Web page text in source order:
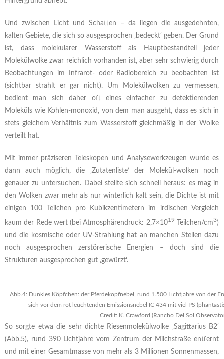
Und zwischen Licht und Schatten – da liegen die ausgedehnten,
kalten Gebiete, die sich so ausgesprochen ‚bedeckt‘ geben. Der Grund
ist, dass molekularer Wasserstoff als Hauptbestandteil jeder
Molekülwolke zwar reichlich vorhanden ist, aber sehr schwierig durch
Beobachtungen im Infrarot- oder Radiobereich zu beobachten ist
(sichtbar strahlt er gar nicht). Um Molekülwolken zu vermessen,
bedient man sich daher oft eines einfacher zu detektierenden
Moleküls wie Kohlen-monoxid, von dem man ausgeht, dass es sich in
stets gleichem Verhältnis zum Wasserstoff gleichmäßig in der Wolke
verteilt hat.
Mit immer präziseren Teleskopen und Analysewerkzeugen wurde es
dann auch möglich, die ‚Zutatenliste‘ der Molekül-wolken noch
genauer zu untersuchen. Dabei stellte sich schnell heraus: es mag in
den Wolken zwar mehr als nur winterlich kalt sein, die Dichte ist mit
einigen 100 Teilchen pro Kubikzentimetern im irdischen Vergleich
kaum der Rede wert (bei Atmosphärendruck: 2,7×1019 Teilchen/cm3)
und die kosmische oder UV-Strahlung hat an manchen Stellen dazu
noch ausgesprochen zerstörerische Energien – doch sind die
Strukturen ausgesprochen gut ‚gewürzt‘.
Abb.4: Dunkles Köpfchen: der Pferdekopfnebel, rund 1.500 Lichtjahre von der
sich vor dem rot leuchtenden Emissionsnebel IC 434 mit viel PS
Credit: K. Crawford (Rancho Del Sol
So sorgte etwa die sehr dichte Riesenmolekülwolke ‚Sagittarius B2‘
(Abb.5), rund 390 Lichtjahre vom Zentrum der Milchstraße entfernt
und mit einer Gesamtmasse von mehr als 3 Millionen Sonnenmassen,